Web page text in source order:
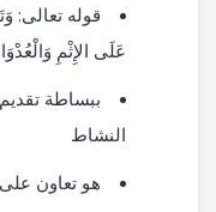
قوله تعالى:
عَلَى الإِثْمِ
ببساطة
النشاط
هو تعاون على